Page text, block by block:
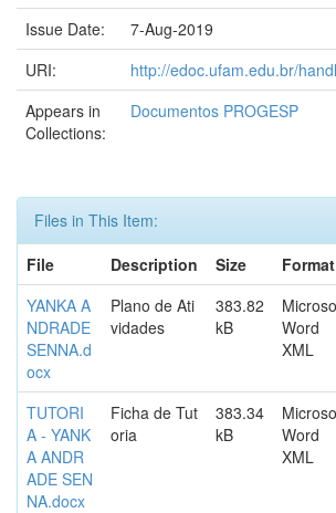
Issue Date:
7-Aug-2019
URI:
http://edoc.ufam.edu.br/
Appears in
Collections:
Documentos PROGESP
Files in This Item:
File
Description Size
Format
YANKA A
NDRADE
SENNA.d
ocx
Plano de Ati
vidades
383.82
kB
Word
XML
TUTORI
A - YANK
A ANDR
ADE SEN
NA.docx
Ficha de Tut
oria
383.34
kB
Word
XML